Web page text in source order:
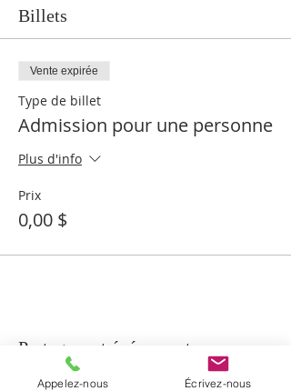
Billets
Vente expirée
Type de billet
Admission pour une personne
Plus d'info
Prix
0,00 $
Partager cet événement
Appelez-nous Écrivez-nous